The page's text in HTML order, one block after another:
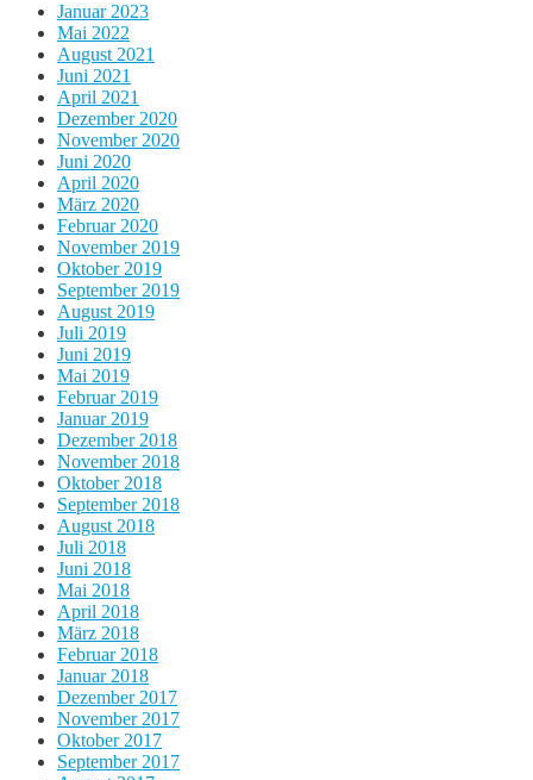
Januar 2023
Mai 2022
August 2021
Juni 2021
April 2021
Dezember 2020
November 2020
Juni 2020
April 2020
März 2020
Februar 2020
November 2019
Oktober 2019
September 2019
August 2019
Juli 2019
Juni 2019
Mai 2019
Februar 2019
Januar 2019
Dezember 2018
November 2018
Oktober 2018
September 2018
August 2018
Juli 2018
Juni 2018
Mai 2018
April 2018
März 2018
Februar 2018
Januar 2018
Dezember 2017
November 2017
Oktober 2017
September 2017